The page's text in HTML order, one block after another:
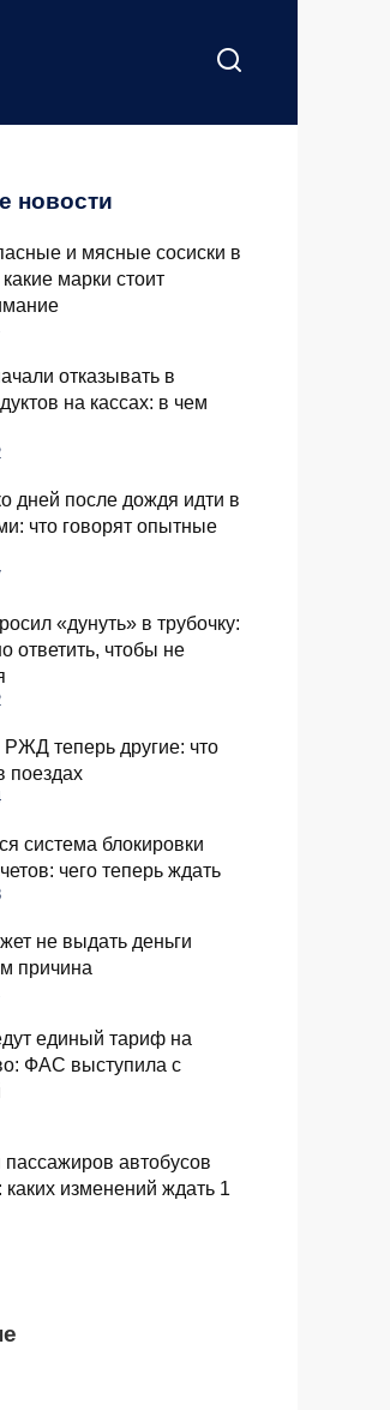
новости
и мясные сосиски в
марки стоит
отказывать в
на кассах: в чем
дней после дождя идти в
что говорят опытные
«дунуть» в трубочку:
ответить, чтобы не
теперь другие: что
поездах
система блокировки
чего теперь ждать
не выдать деньги
причина
единый тариф на
ФАС выступила с
автобусов
каких изменений ждать 1
отказывать в продаже
кассах: в чем дело
дней после дождя идти в
«дунуть» в трубочку: